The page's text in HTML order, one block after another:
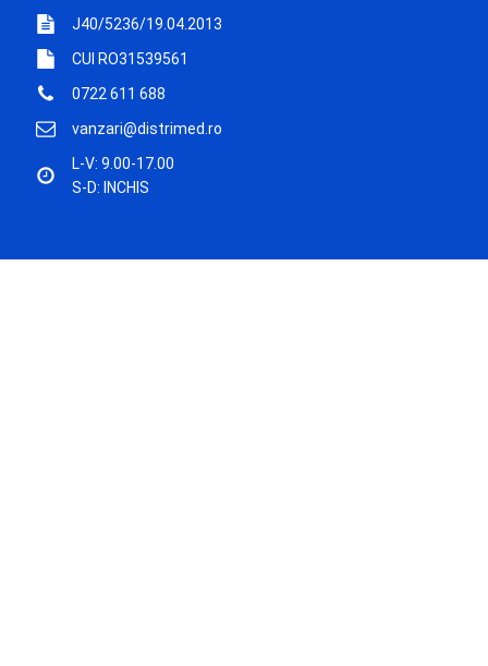
J40/5236/19.04.2013
CUI RO31539561
0722 611 688
vanzari@distrimed.ro
L-V: 9.00-17.00
S-D: INCHIS